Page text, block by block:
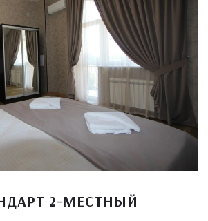
2-МЕСТНЫЙ